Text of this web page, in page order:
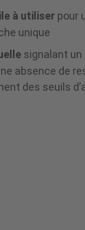
à utiliser pour
unique
signalant
absence de
des seuils